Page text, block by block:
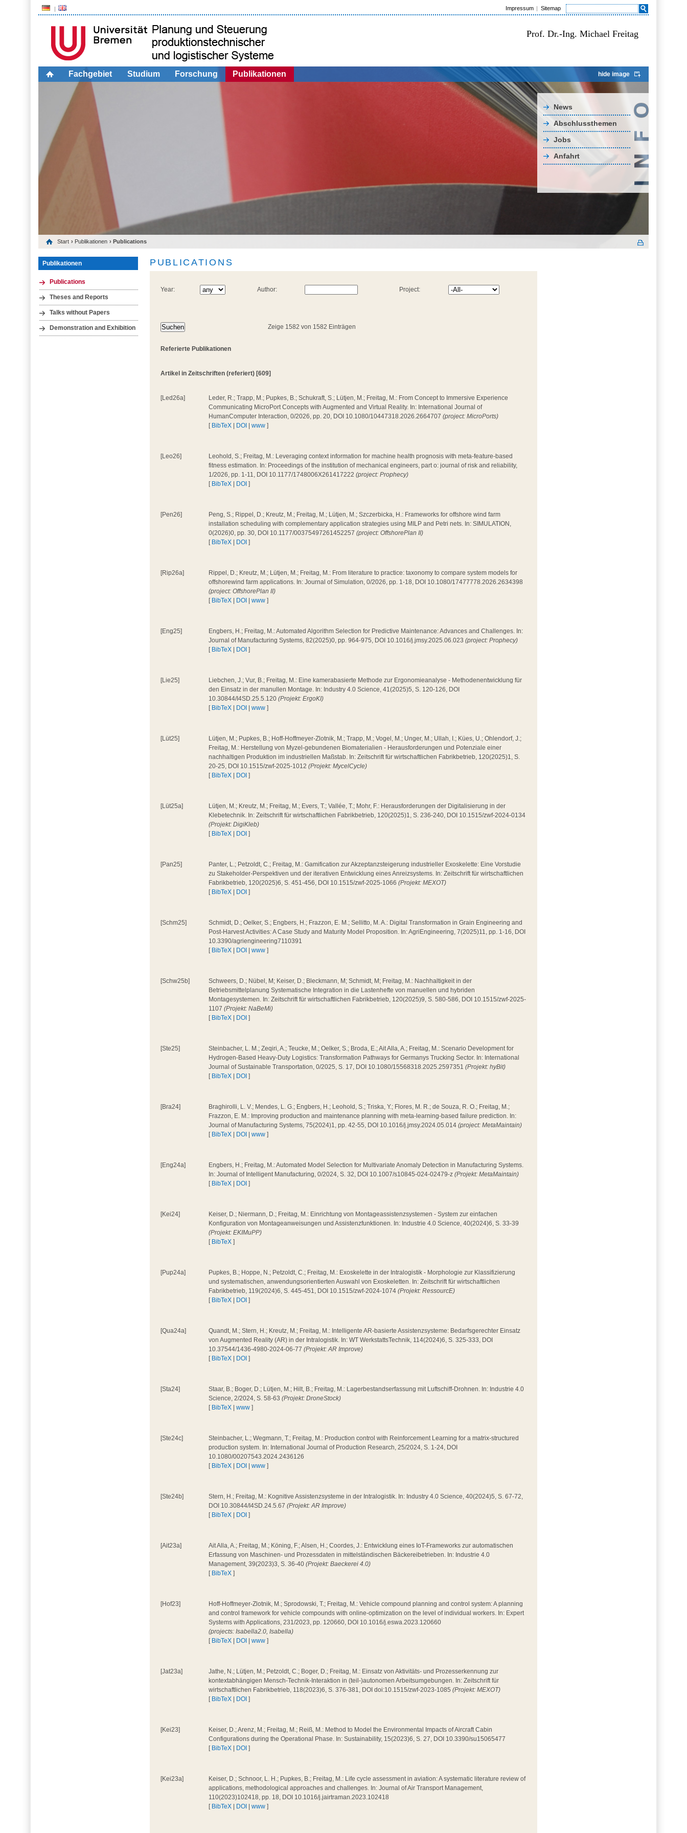
Impressum Sitemap
Prof. Dr.-Ing. Michael Freitag
Fachgebiet Studium Forschung Publikationen hide image
News
Abschlussthemen
Jobs
Anfahrt
Start › Publikationen › Publications
Publikationen
Publications
Theses and Reports
Talks without Papers
Demonstration and Exhibition
PUBLICATIONS
Year: Author: Project:
Zeige 1582 von 1582 Einträgen
Referierte Publikationen
Artikel in Zeitschriften (referiert) [609]
[Led26a]
Leder, R.; Trapp, M.; Pupkes, B.; Schukraft, S.; Lütjen, M.; Freitag, M.: From Concept to Immersive Experience 
Communicating MicroPort Concepts with Augmented and Virtual Reality. In: International Journal of
HumanComputer Interaction, 0/2026, pp. 20, DOI 10.1080/10447318.2026.2664707(project: MicroPorts)
[ BibTeX DOI |www ]
[Leo26]
Leohold, S.; Freitag, M.: Leveraging context information for machine health prognosis with meta-feature-based
fitness estimation. In: Proceedings of the institution of mechanical engineers, part o: journal of risk and reliability,
1/2026, pp. 1-11, DOI 10.1177/1748006X261417222(project: Prophecy)
[ BibTeX DOI ]
[Pen26]
Peng, S.; Rippel, D.; Kreutz, M.; Freitag, M.; Lütjen, M.; Szczerbicka, H.: Frameworks for offshore wind farm
installation scheduling with complementary application strategies using MILP and Petri nets. In: SIMULATION,
0(2026)0, pp. 30, DOI 10.1177/00375497261452257(project: OffshorePlan II)
[ BibTeX DOI ]
[Rip26a]
Rippel, D.; Kreutz, M.; Lütjen, M.; Freitag, M.: From literature to practice: taxonomy to compare system models for
offshorewind farm applications. In: Journal of Simulation, 0/2026, pp. 1-18, DOI 10.1080/17477778.2026.2634398
(project: OffshorePlan II)
[ BibTeX DOI |www ]
[Eng25]
Engbers, H.; Freitag, M.: Automated Algorithm Selection for Predictive Maintenance: Advances and Challenges. In:
Journal of Manufacturing Systems, 82(2025)0, pp. 964-975, DOI 10.1016/j.jmsy.2025.06.023(project: Prophecy)
[ BibTeX DOI ]
[Lie25]
Liebchen, J.; Vur, B.; Freitag, M.: Eine kamerabasierte Methode zur Ergonomieanalyse - Methodenentwicklung für
den Einsatz in der manullen Montage. In: Industry 4.0 Science, 41(2025)5, S. 120-126, DOI
10.30844/I4SD.25.5.120(Projekt: ErgoKI)
[ BibTeX DOI |www ]
[Lüt25]
Lütjen, M.; Pupkes, B.; Hoff-Hoffmeyer-Zlotnik, M.; Trapp, M.; Vogel, M.; Unger, M.; Ullah, I.; Kües, U.; Ohlendorf, J.;
Freitag, M.: Herstellung von Myzel-gebundenen Biomaterialien - Herausforderungen und Potenziale einer
nachhaltigen Produktion im industriellen Maßstab. In: Zeitschrift für wirtschaftlichen Fabrikbetrieb, 120(2025)1, S.
20-25, DOI 10.1515/zwf-2025-1012(Projekt: MycelCycle)
[ BibTeX DOI ]
[Lüt25a]
Lütjen, M.; Kreutz, M.; Freitag, M.; Evers, T.; Vallée, T.; Mohr, F.: Herausforderungen der Digitalisierung in der
Klebetechnik. In: Zeitschrift für wirtschaftlichen Fabrikbetrieb, 120(2025)1, S. 236-240, DOI 10.1515/zwf-2024-0134
(Projekt: DigiKleb)
[ BibTeX DOI ]
[Pan25]
Panter, L.; Petzoldt, C.; Freitag, M.: Gamification zur Akzeptanzsteigerung industrieller Exoskelette: Eine Vorstudie
zu Stakeholder-Perspektiven und der iterativen Entwicklung eines Anreizsystems. In: Zeitschrift für wirtschaftlichen
Fabrikbetrieb, 120(2025)6, S. 451-456, DOI 10.1515/zwf-2025-1066(Projekt: MEXOT)
[ BibTeX DOI ]
[Schm25]
Schmidt, D.; Oelker, S.; Engbers, H.; Frazzon, E. M.; Sellitto, M. A.: Digital Transformation in Grain Engineering and
Post-Harvest Activities: A Case Study and Maturity Model Proposition. In: AgriEngineering, 7(2025)11, pp. 1-16, DOI
10.3390/agriengineering7110391
[ BibTeX DOI |www ]
[Schw25b]
Schweers, D.; Nübel, M; Keiser, D.; Bleckmann, M; Schmidt, M; Freitag, M.: Nachhaltigkeit in der
Betriebsmittelplanung Systematische Integration in die Lastenhefte von manuellen und hybriden
Montagesystemen. In: Zeitschrift für wirtschaftlichen Fabrikbetrieb, 120(2025)9, S. 580-586, DOI 10.1515/zwf-2025-
1107(Projekt: NaBeMi)
[ BibTeX DOI ]
[Ste25]
Steinbacher, L. M.; Zeqiri, A.; Teucke, M.; Oelker, S.; Broda, E.; Ait Alla, A.; Freitag, M.: Scenario Development for
Hydrogen-Based Heavy-Duty Logistics: Transformation Pathways for Germanys Trucking Sector. In: International
Journal of Sustainable Transportation, 0/2025, S. 17, DOI 10.1080/15568318.2025.2597351(Projekt: hyBit)
[ BibTeX DOI ]
[Bra24]
Braghirolli, L. V.; Mendes, L. G.; Engbers, H.; Leohold, S.; Triska, Y.; Flores, M. R.; de Souza, R. O.; Freitag, M.;
Frazzon, E. M.: Improving production and maintenance planning with meta-learning-based failure prediction. In:
Journal of Manufacturing Systems, 75(2024)1, pp. 42-55, DOI 10.1016/j.jmsy.2024.05.014(project: MetaMaintain)
[ BibTeX DOI |www ]
[Eng24a]
Engbers, H.; Freitag, M.: Automated Model Selection for Multivariate Anomaly Detection in Manufacturing Systems.
In: Journal of Intelligent Manufacturing, 0/2024, S. 32, DOI 10.1007/s10845-024-02479-z(Projekt: MetaMaintain)
[ BibTeX DOI ]
[Kei24]
Keiser, D.; Niermann, D.; Freitag, M.: Einrichtung von Montageassistenzsystemen - System zur einfachen
Konfiguration von Montageanweisungen und Assistenzfunktionen. In: Industrie 4.0 Science, 40(2024)6, S. 33-39
(Projekt: EKIMuPP)
[ BibTeX ]
[Pup24a]
Pupkes, B.; Hoppe, N.; Petzoldt, C.; Freitag, M.: Exoskelette in der Intralogistik - Morphologie zur Klassifizierung
und systematischen, anwendungsorientierten Auswahl von Exoskeletten. In: Zeitschrift für wirtschaftlichen
Fabrikbetrieb, 119(2024)6, S. 445-451, DOI 10.1515/zwf-2024-1074(Projekt: RessourcE)
[ BibTeX DOI ]
[Qua24a]
Quandt, M.; Stern, H.; Kreutz, M.; Freitag, M.: Intelligente AR-basierte Assistenzsysteme: Bedarfsgerechter Einsatz
von Augmented Reality (AR) in der Intralogistik. In: WT WerkstattsTechnik, 114(2024)6, S. 325-333, DOI
10.37544/1436-4980-2024-06-77(Projekt: AR Improve)
[ BibTeX DOI ]
[Sta24]
Staar, B.; Boger, D.; Lütjen, M.; Hilt, B.; Freitag, M.: Lagerbestandserfassung mit Luftschiff-Drohnen. In: Industrie 4.0
Science, 2/2024, S. 58-63(Projekt: DroneStock)
[ BibTeX |www ]
[Ste24c]
Steinbacher, L.; Wegmann, T.; Freitag, M.: Production control with Reinforcement Learning for a matrix-structured
production system. In: International Journal of Production Research, 25/2024, S. 1-24, DOI
10.1080/00207543.2024.2436126
[ BibTeX DOI |www ]
[Ste24b]
Stern, H.; Freitag, M.: Kognitive Assistenzsysteme in der Intralogistik. In: Industry 4.0 Science, 40(2024)5, S. 67-72,
DOI 10.30844/I4SD.24.5.67(Projekt: AR Improve)
[ BibTeX DOI ]
[Ait23a]
Ait Alla, A.; Freitag, M.; Köning, F.; Alsen, H.; Coordes, J.: Entwicklung eines IoT-Frameworks zur automatischen
Erfassung von Maschinen- und Prozessdaten in mittelständischen Bäckereibetrieben. In: Industrie 4.0
Management, 39(2023)3, S. 36-40(Projekt: Baeckerei 4.0)
[ BibTeX ]
[Hof23]
Hoff-Hoffmeyer-Zlotnik, M.; Sprodowski, T.; Freitag, M.: Vehicle compound planning and control system: A planning
and control framework for vehicle compounds with online-optimization on the level of individual workers. In: Expert
Systems with Applications, 231/2023, pp. 120660, DOI 10.1016/j.eswa.2023.120660
(projects: Isabella2.0, Isabella)
[ BibTeX DOI |www ]
[Jat23a]
Jathe, N.; Lütjen, M.; Petzoldt, C.; Boger, D.; Freitag, M.: Einsatz von Aktivitäts- und Prozesserkennung zur
kontextabhängigen Mensch-Technik-Interaktion in (teil-)autonomen Arbeitsumgebungen. In: Zeitschrift für
wirtschaftlichen Fabrikbetrieb, 118(2023)6, S. 376-381, DOI doi:10.1515/zwf-2023-1085(Projekt: MEXOT)
[ BibTeX DOI ]
[Kei23]
Keiser, D.; Arenz, M.; Freitag, M.; Reiß, M.: Method to Model the Environmental Impacts of Aircraft Cabin
Configurations during the Operational Phase. In: Sustainability, 15(2023)6, S. 27, DOI 10.3390/su15065477
[ BibTeX DOI ]
[Kei23a]
Keiser, D.; Schnoor, L. H.; Pupkes, B.; Freitag, M.: Life cycle assessment in aviation: A systematic literature review of
applications, methodological approaches and challenges. In: Journal of Air Transport Management,
110(2023)102418, pp. 18, DOI 10.1016/j.jairtraman.2023.102418
[ BibTeX DOI |www ]